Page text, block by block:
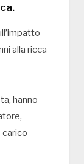
alla ricca
hanno
carico